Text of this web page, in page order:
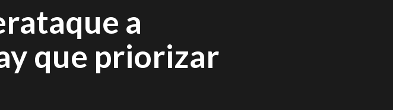
a
que priorizar